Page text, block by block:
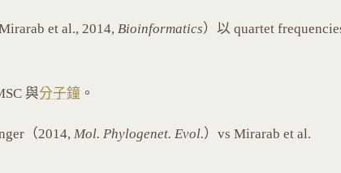
et al., 2014, Bioinformatics）以 quartet
與分子鐘 。
（2014, Mol. Phylogenet. Evol.）vs Mirarab et al.